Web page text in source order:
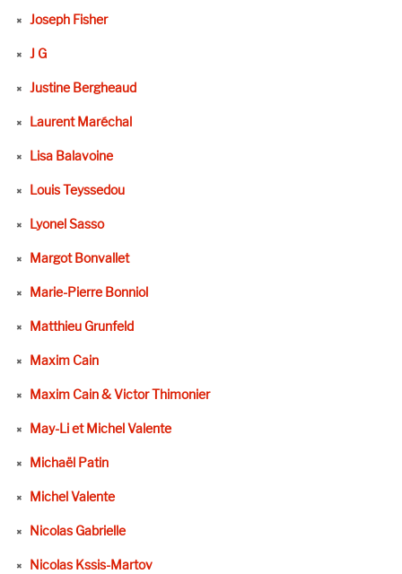
Joseph Fisher
J G
Justine Bergheaud
Laurent Maréchal
Lisa Balavoine
Louis Teyssedou
Lyonel Sasso
Margot Bonvallet
Marie-Pierre Bonniol
Matthieu Grunfeld
Maxim Cain
Maxim Cain & Victor Thimonier
May-Li et Michel Valente
Michaël Patin
Michel Valente
Nicolas Gabrielle
Nicolas Kssis-Martov